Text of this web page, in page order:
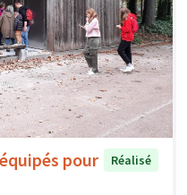
pour
Réalisé